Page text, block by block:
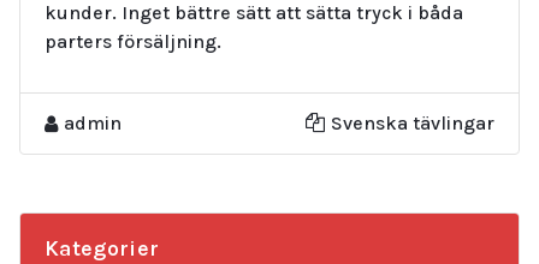
kunder. Inget bättre sätt att sätta tryck i båda
parters försäljning.
admin Svenska tävlingar
Kategorier